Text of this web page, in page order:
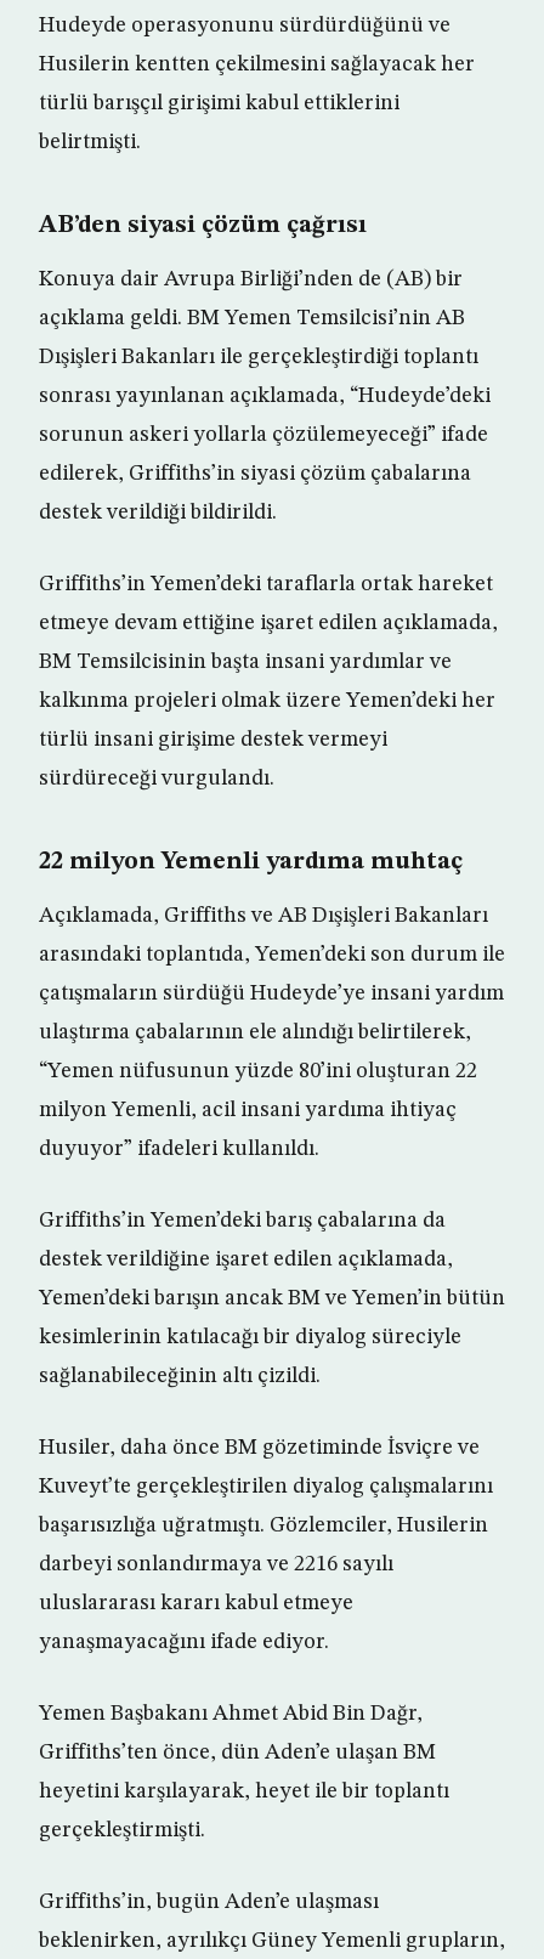
Hudeyde operasyonunu sürdürdüğünü ve
Husilerin kentten çekilmesini sağlayacak her
türlü barışçıl girişimi kabul ettiklerini
belirtmişti.
AB’den siyasi çözüm çağrısı
Konuya dair Avrupa Birliği’nden de (AB) bir
açıklama geldi. BM Yemen Temsilcisi’nin AB
Dışişleri Bakanları ile gerçekleştirdiği toplantı
sonrası yayınlanan açıklamada, “Hudeyde’deki
sorunun askeri yollarla çözülemeyeceği” ifade
edilerek, Griffiths’in siyasi çözüm çabalarına
destek verildiği bildirildi.
Griffiths’in Yemen’deki taraflarla ortak hareket
etmeye devam ettiğine işaret edilen açıklamada,
BM Temsilcisinin başta insani yardımlar ve
kalkınma projeleri olmak üzere Yemen’deki her
türlü insani girişime destek vermeyi
sürdüreceği vurgulandı.
22 milyon Yemenli yardıma muhtaç
Açıklamada, Griffiths ve AB Dışişleri Bakanları
arasındaki toplantıda, Yemen’deki son durum ile
çatışmaların sürdüğü Hudeyde’ye insani yardım
ulaştırma çabalarının ele alındığı belirtilerek,
“Yemen nüfusunun yüzde 80’ini oluşturan 22
milyon Yemenli, acil insani yardıma ihtiyaç
duyuyor” ifadeleri kullanıldı.
Griffiths’in Yemen’deki barış çabalarına da
destek verildiğine işaret edilen açıklamada,
Yemen’deki barışın ancak BM ve Yemen’in bütün
kesimlerinin katılacağı bir diyalog süreciyle
sağlanabileceğinin altı çizildi.
Husiler, daha önce BM gözetiminde İsviçre ve
Kuveyt’te gerçekleştirilen diyalog çalışmalarını
başarısızlığa uğratmıştı. Gözlemciler, Husilerin
darbeyi sonlandırmaya ve 2216 sayılı
uluslararası kararı kabul etmeye
yanaşmayacağını ifade ediyor.
Yemen Başbakanı Ahmet Abid Bin Dağr,
Griffiths’ten önce, dün Aden’e ulaşan BM
heyetini karşılayarak, heyet ile bir toplantı
gerçekleştirmişti.
Griffiths’in, bugün Aden’e ulaşması
beklenirken, ayrılıkçı Güney Yemenli grupların,